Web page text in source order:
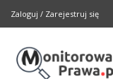
Zaloguj / Zarejestruj się